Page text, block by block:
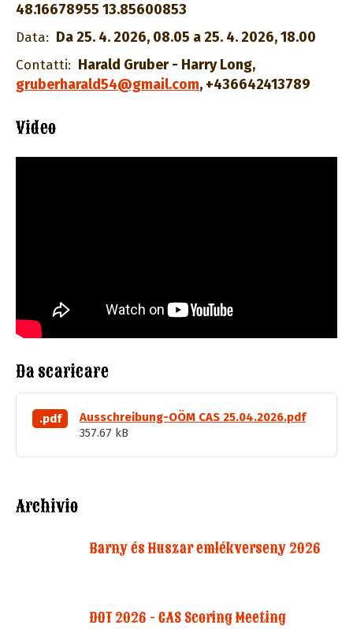
48.16678955 13.85600853
Data: Da 25. 4. 2026, 08.05 a 25. 4. 2026, 18.00
Contatti: Harald Gruber - Harry Long,
gruberharald54@gmail.com, +436642413789
Video
Da scaricare
.pdf
Ausschreibung-OÖM CAS 25.04.2026.pdf
357.67 kB
Archivio
Barny és Huszar emlékverseny 2026
DOT 2026 - CAS Scoring Meeting